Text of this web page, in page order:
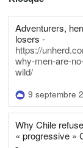
Adventurers,
losers -
https://
why-men-are-
wild/
9 septembre
Why Chile
« progressive »